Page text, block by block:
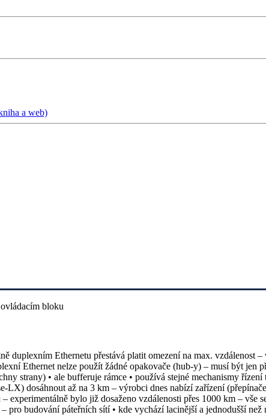
a web)
duplexním Ethernetu přestává platit omezení na max.
Ethernet nelze použít žádné opakovače (hub-y) – musí být jen
strany) • ale bufferuje rámce • používá stejné mechanismy
dosáhnout až na 3 km – výrobci dnes nabízí zařízení
bylo již dosaženo vzdálenosti přes 1000 km – vše
budování páteřních sítí • kde vychází lacinější a jednodušší